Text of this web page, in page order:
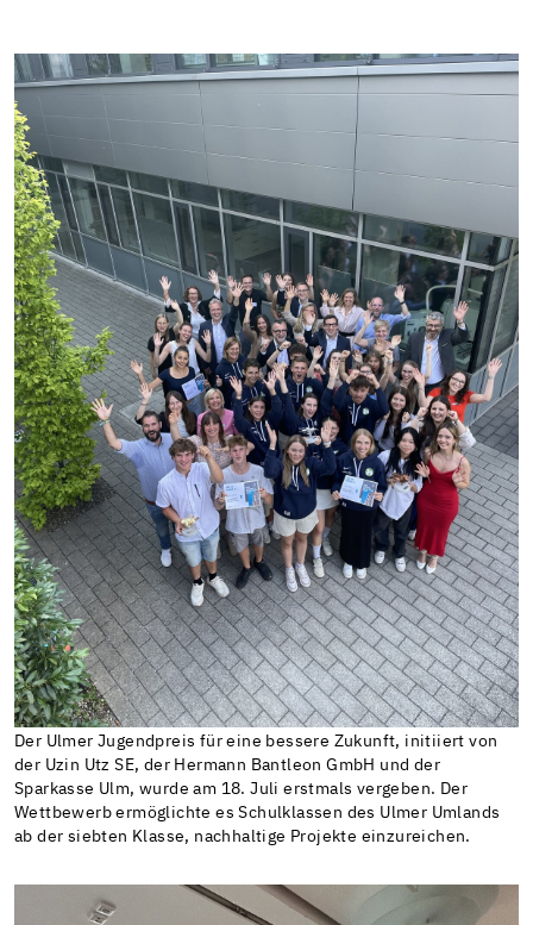
Der Ulmer Jugendpreis für eine bessere Zukunft, initiiert von
der Uzin Utz SE, der Hermann Bantleon GmbH und der
Sparkasse Ulm, wurde am 18. Juli erstmals vergeben. Der
Wettbewerb ermöglichte es Schulklassen des Ulmer Umlands
ab der siebten Klasse, nachhaltige Projekte einzureichen.